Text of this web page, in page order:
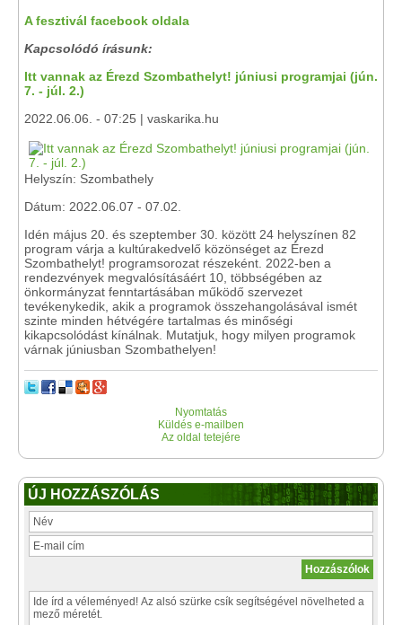
A fesztivál facebook oldala
Kapcsolódó írásunk:
Itt vannak az Érezd Szombathelyt! júniusi programjai (jún.
7. - júl. 2.)
2022.06.06. - 07:25 | vaskarika.hu
Helyszín: Szombathely
Dátum: 2022.06.07 - 07.02.
Idén május 20. és szeptember 30. között 24 helyszínen 82
program várja a kultúrakedvelő közönséget az Érezd
Szombathelyt! programsorozat részeként. 2022-ben a
rendezvények megvalósításáért 10, többségében az
önkormányzat fenntartásában működő szervezet
tevékenykedik, akik a programok összehangolásával ismét
szinte minden hétvégére tartalmas és minőségi
kikapcsolódást kínálnak. Mutatjuk, hogy milyen programok
várnak júniusban Szombathelyen!
Nyomtatás
Küldés e-mailben
Az oldal tetejére
ÚJ HOZZÁSZÓLÁS